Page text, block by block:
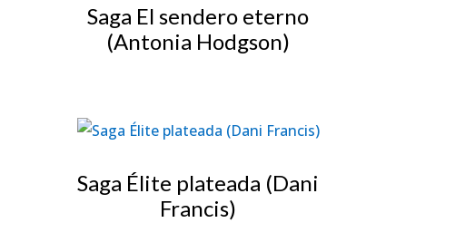
Saga El sendero eterno
(Antonia Hodgson)
Saga Élite plateada (Dani
Francis)